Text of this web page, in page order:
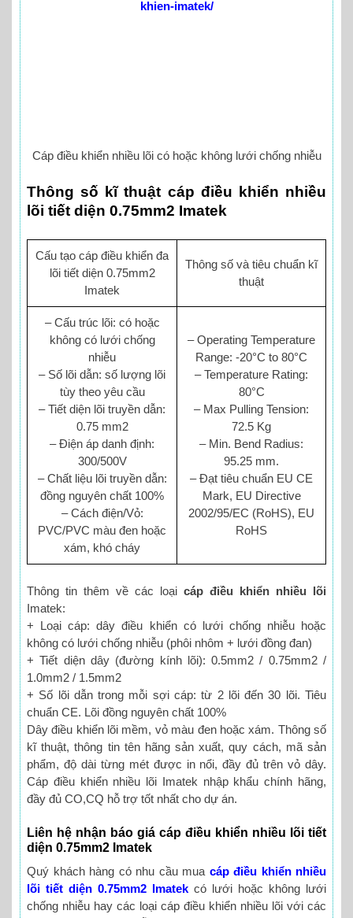
khien-imatek/
Cáp điều khiển nhiều lõi có hoặc không lưới chống nhiễu
Thông số kĩ thuật cáp điều khiển nhiều
lõi tiết diện 0.75mm2 Imatek
Cấu tạo cáp điều khiển đa
lõi tiết diện 0.75mm2
Imatek
Thông số và tiêu chuẩn kĩ
thuật
– Cấu trúc lõi: có hoặc
không có lưới chống
nhiễu
– Số lõi dẫn: số lượng lõi
tùy theo yêu cầu
– Tiết diện lõi truyền dẫn:
0.75 mm2
– Điện áp danh định:
300/500V
– Chất liệu lõi truyền dẫn:
đồng nguyên chất 100%
– Cách điện/Vỏ:
PVC/PVC màu đen hoặc
xám, khó cháy
– Operating Temperature
Range: -20°C to 80°C
– Temperature Rating:
80°C
– Max Pulling Tension:
72.5 Kg
– Min. Bend Radius:
95.25 mm.
– Đạt tiêu chuẩn EU CE
Mark, EU Directive
2002/95/EC (RoHS), EU
RoHS
Thông tin thêm về các loại cáp điều khiển nhiều lõi
Imatek:
+ Loại cáp: dây điều khiển có lưới chống nhiễu hoặc
không có lưới chống nhiễu (phôi nhôm + lưới đồng đan)
+ Tiết diện dây (đường kính lõi): 0.5mm2 / 0.75mm2 /
1.0mm2 / 1.5mm2
+ Số lõi dẫn trong mỗi sợi cáp: từ 2 lõi đến 30 lõi. Tiêu
chuẩn CE. Lõi đồng nguyên chất 100%
Dây điều khiển lõi mềm, vỏ màu đen hoặc xám. Thông số
kĩ thuật, thông tin tên hãng sản xuất, quy cách, mã sản
phẩm, độ dài từng mét được in nổi, đầy đủ trên vỏ dây.
Cáp điều khiển nhiều lõi Imatek nhập khẩu chính hãng,
đầy đủ CO,CQ hỗ trợ tốt nhất cho dự án.
Liên hệ nhận báo giá cáp điều khiển nhiều lõi tiết
diện 0.75mm2 Imatek
Quý khách hàng có nhu cầu mua cáp điều khiển nhiều
lõi tiết diện 0.75mm2 Imatek có lưới hoặc không lưới
chống nhiễu hay các loại cáp điều khiển nhiều lõi với các